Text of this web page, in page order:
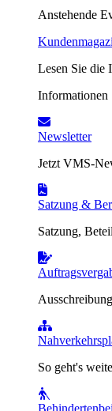
Anstehende
Lesen Sie die
Informationen
Newsletter
Jetzt VMS-
Satzung &
Satzung,
So geht's